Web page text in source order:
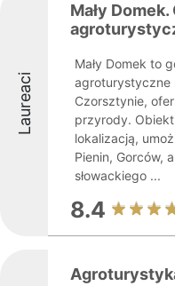
Laureaci
Mały
Mały Domek to
agroturystyczne
Czorsztynie,
przyrody.
lokalizacją,
Pienin, Gorców,
słowackiego ...
8.4